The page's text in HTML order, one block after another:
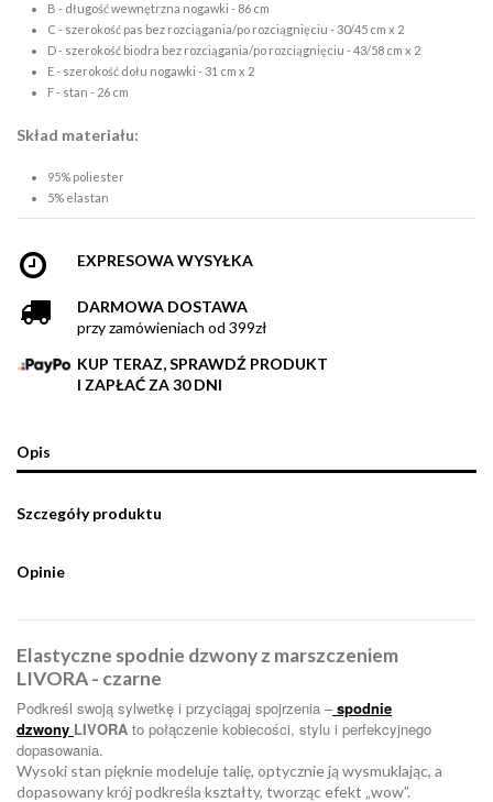
B - długość wewnętrzna nogawki - 86 cm
C - szerokość pas bez rozciągania/po rozciągnięciu - 30/45 cm x 2
D - szerokość biodra bez rozciągania/po rozciągnięciu - 43/58 cm x 2
E - szerokość dołu nogawki - 31 cm x 2
F - stan - 26 cm
Skład materiału:
95% poliester
5% elastan
EXPRESOWA WYSYŁKA
DARMOWA DOSTAWA
przy zamówieniach od 399zł
KUP TERAZ, SPRAWDŹ PRODUKT
I ZAPŁAĆ ZA 30 DNI
Opis
Szczegóły produktu
Opinie
Elastyczne spodnie dzwony z marszczeniem
LIVORA - czarne
Podkreśl swoją sylwetkę i przyciągaj spojrzenia – spodnie
dzwony LIVORA to połączenie kobiecości, stylu i perfekcyjnego
dopasowania.
Wysoki stan pięknie modeluje talię, optycznie ją wysmuklając, a
dopasowany krój podkreśla kształty, tworząc efekt „wow”.